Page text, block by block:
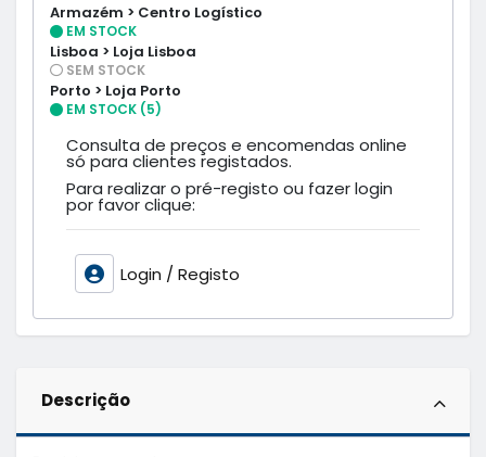
Armazém > Centro Logístico
EM STOCK
Lisboa > Loja Lisboa
SEM STOCK
Porto > Loja Porto
EM STOCK (5)
Consulta de preços e encomendas online
só para clientes registados.
Para realizar o pré-registo ou fazer login
por favor clique:
Login / Registo
Descrição